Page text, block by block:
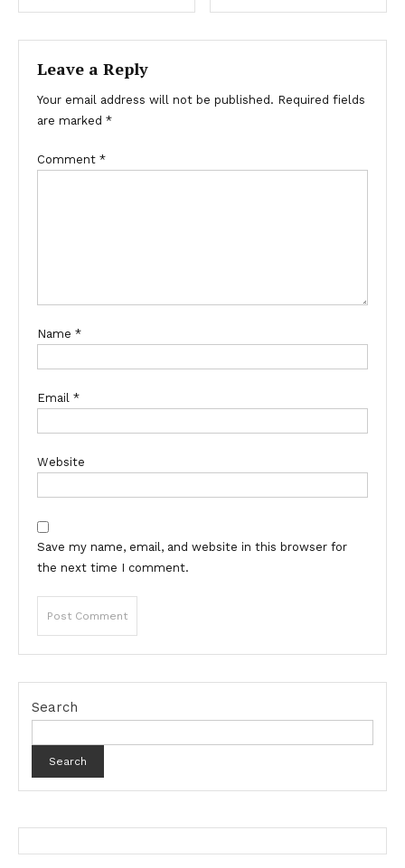
Leave a Reply
Your email address will not be published. Required fields
are marked *
Comment *
Name *
Email *
Website
Save my name, email, and website in this browser for
the next time I comment.
Search
Search